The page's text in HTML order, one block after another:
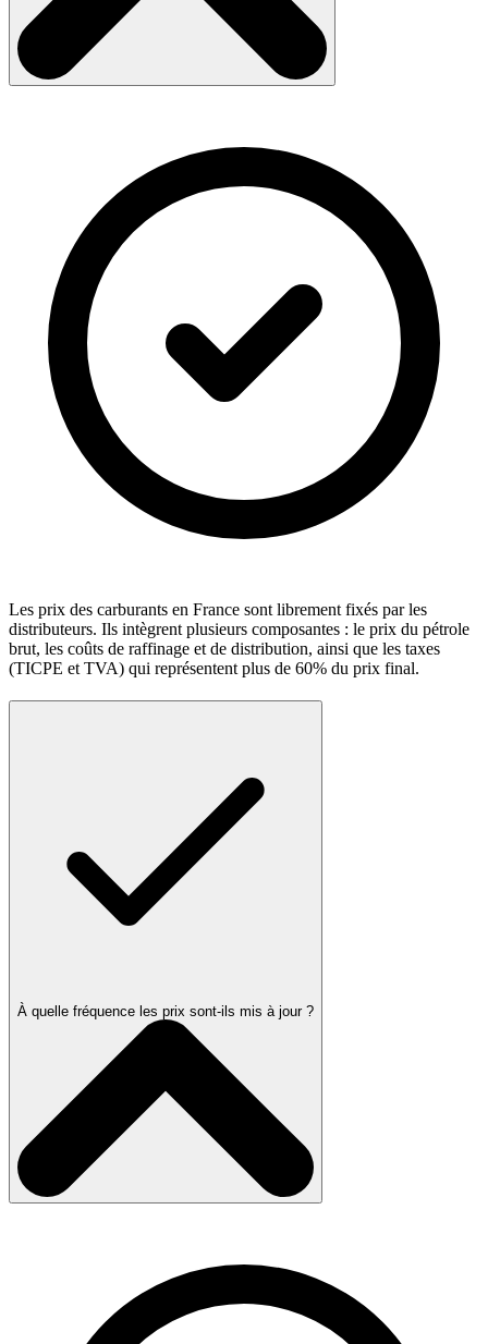
Les prix des carburants en France sont librement fixés par les
distributeurs. Ils intègrent plusieurs composantes : le prix du pétrole
brut, les coûts de raffinage et de distribution, ainsi que les taxes
(TICPE et TVA) qui représentent plus de 60% du prix final.
À quelle fréquence les prix sont-ils mis à jour ?